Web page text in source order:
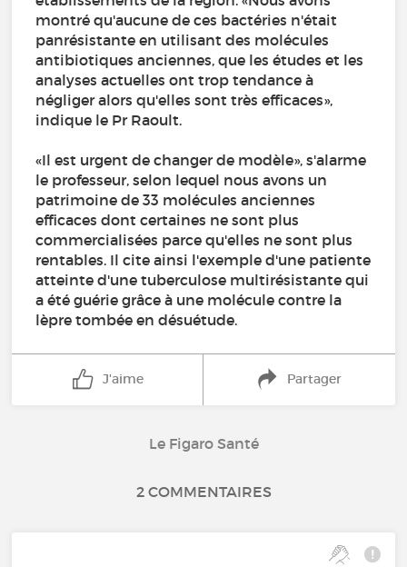
montré qu'aucune de ces bactéries n'était
panrésistante en utilisant des molécules
antibiotiques anciennes, que les études et les
analyses actuelles ont trop tendance à
négliger alors qu'elles sont très efficaces»,
indique le Pr Raoult.
«Il est urgent de changer de modèle», s'alarme
le professeur, selon lequel nous avons un
patrimoine de 33 molécules anciennes
efficaces dont certaines ne sont plus
commercialisées parce qu'elles ne sont plus
rentables. Il cite ainsi l'exemple d'une patiente
atteinte d'une tuberculose multirésistante qui
a été guérie grâce à une molécule contre la
lèpre tombée en désuétude.
J'aime Partager
Le Figaro Santé
2 COMMENTAIRES